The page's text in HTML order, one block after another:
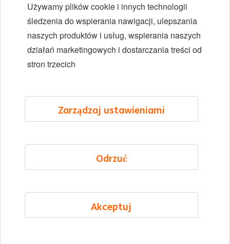
Różnorodność i inkluzywność
Lokalizacje
LinkedIn YouTube
Mapa strony
Oświadczenie o plikach cookie
Cookie management
Używamy plików cookie i innych technologii
śledzenia do wspierania nawigacji, ulepszania
naszych produktów i usług, wspierania naszych
działań marketingowych i dostarczania treści od
stron trzecich
Akceptuj
Odrzuć
Zarządzaj ustawieniami